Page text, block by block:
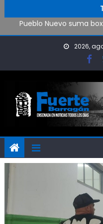
Pueblo Nuevo suma
OPINIÓN: ¿Hasta
El Rojo juega este
2026,